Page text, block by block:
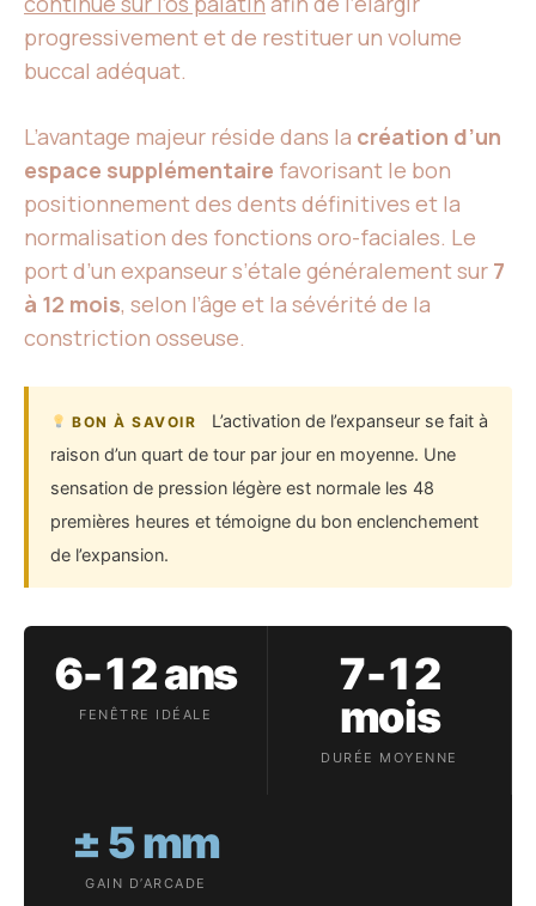
progressivement et de restituer un volume
buccal adéquat.
L’avantage majeur réside dans la création d’un
espace supplémentaire favorisant le bon
positionnement des dents définitives et la
normalisation des fonctions oro-faciales. Le
port d’un expanseur s’étale généralement sur 7
à 12 mois, selon l’âge et la sévérité de la
constriction osseuse.
BON À SAVOIR
L’activation de l’expanseur se fait à
raison d’un quart de tour par jour en moyenne. Une
sensation de pression légère est normale les 48
premières heures et témoigne du bon enclenchement
de l’expansion.
6-12 ans
FENÊTRE IDÉALE
7-12
mois
DURÉE MOYENNE
± 5 mm
GAIN D’ARCADE